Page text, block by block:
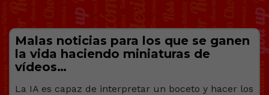
Malas noticias para los que se ganen
la vida haciendo miniaturas de
vídeos…
La IA es capaz de interpretar un boceto y hacer los